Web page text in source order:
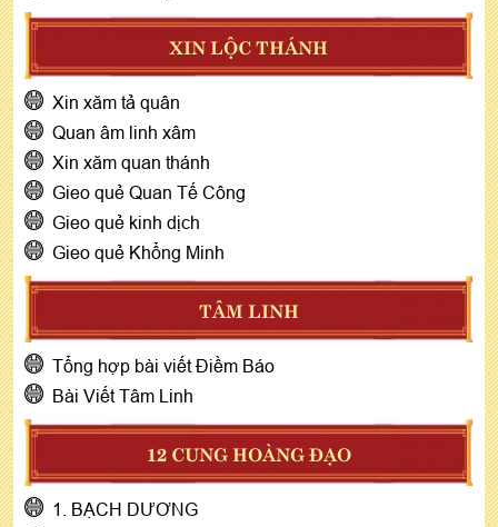
XIN LỘC THÁNH
Xin xăm tả quân
Quan âm linh xâm
Xin xăm quan thánh
Gieo quẻ Quan Tế Công
Gieo quẻ kinh dịch
Gieo quẻ Khổng Minh
TÂM LINH
Tổng hợp bài viết Điềm Báo
Bài Viết Tâm Linh
12 CUNG HOÀNG ĐẠO
1. BẠCH DƯƠNG